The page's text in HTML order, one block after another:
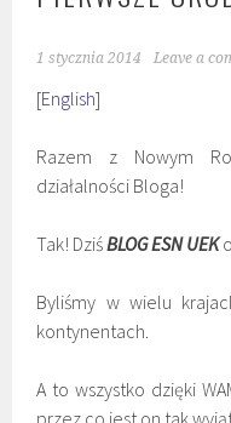
1 stycznia 2014 Leave a
[English]
Razem z Nowym
działalności Bloga!
Tak! DziśBLOG ESN UEK
Byliśmy w wielu
kontynentach.
A to wszystko dzięki
przez co jest on tak